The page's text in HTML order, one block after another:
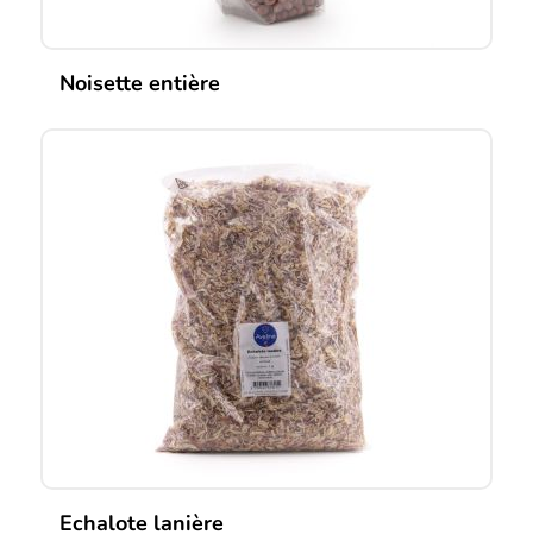
Noisette entière
Echalote lanière